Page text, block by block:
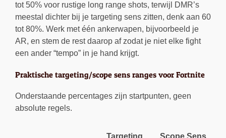
tot 50% voor rustige long range shots, terwijl DMR’s
meestal dichter bij je targeting sens zitten, denk aan 60
tot 80%. Werk met één ankerwapen, bijvoorbeeld je
AR, en stem de rest daarop af zodat je niet elke fight
een ander “tempo” in je hand krijgt.
Praktische targeting/scope sens ranges voor Fortnite
Onderstaande percentages zijn startpunten, geen
absolute regels.